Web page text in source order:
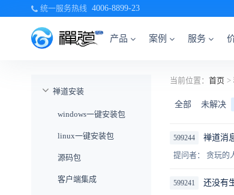
统一服务热线 4006-8899-23
产品 案例 服务
禅道安装
windows一键安装包
linux一键安装包
源码包
客户端集成
当前位置： 首页 >
全部 未解决
599244 禅道消
提问者： 贪玩的
599241 还没有